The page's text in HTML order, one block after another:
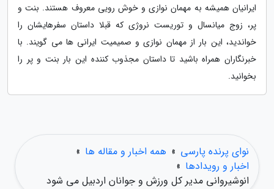
ایرانیان همیشه به مهمان نوازی و خوش رویی معروف هستند. بنت و
پر، زوج میانسال و توریست نروژی که قبلا داستان سفرهایشان را
خواندید، این بار از مهمان نوازی و صمیمیت ایرانی ها می گویند. با
خبرنگاران همراه باشید تا داستان مجذوب کننده این بار بنت و پر را
بخوانید.
نوای پرنده پارسی » همه اخبار و مقاله ها »
اخبار و رویدادها »
انوشیروانی مدیر کل ورزش و جوانان اردبیل می شود